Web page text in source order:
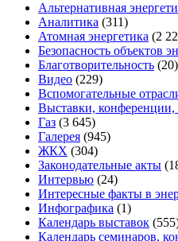
Альтернативная
Аналитика (311)
Атомная энергетика (2
Безопасность объектов
Благотворительность (20)
Видео (229)
Вспомогательные
Выставки, конференции,
Газ (3 645)
Галерея (945)
ЖКХ (304)
Законодательные акты
Интервью (24)
Интересные факты в
Инфографика (1)
Календарь выставок
Календарь семинаров,